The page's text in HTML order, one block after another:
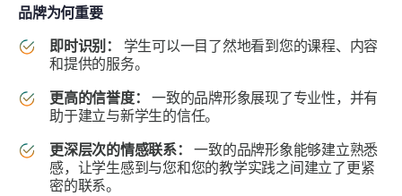
品牌为何重要
即时识别：
学生可以一目了然地看到您的课程、内容
和提供的服务。
更高的信誉度：
一致的品牌形象展现了专业性，并有
助于建立与新学生的信任。
更深层次的情感联系：
一致的品牌形象能够建立熟悉
感，让学生感到与您和您的教学实践之间建立了更紧
密的联系。